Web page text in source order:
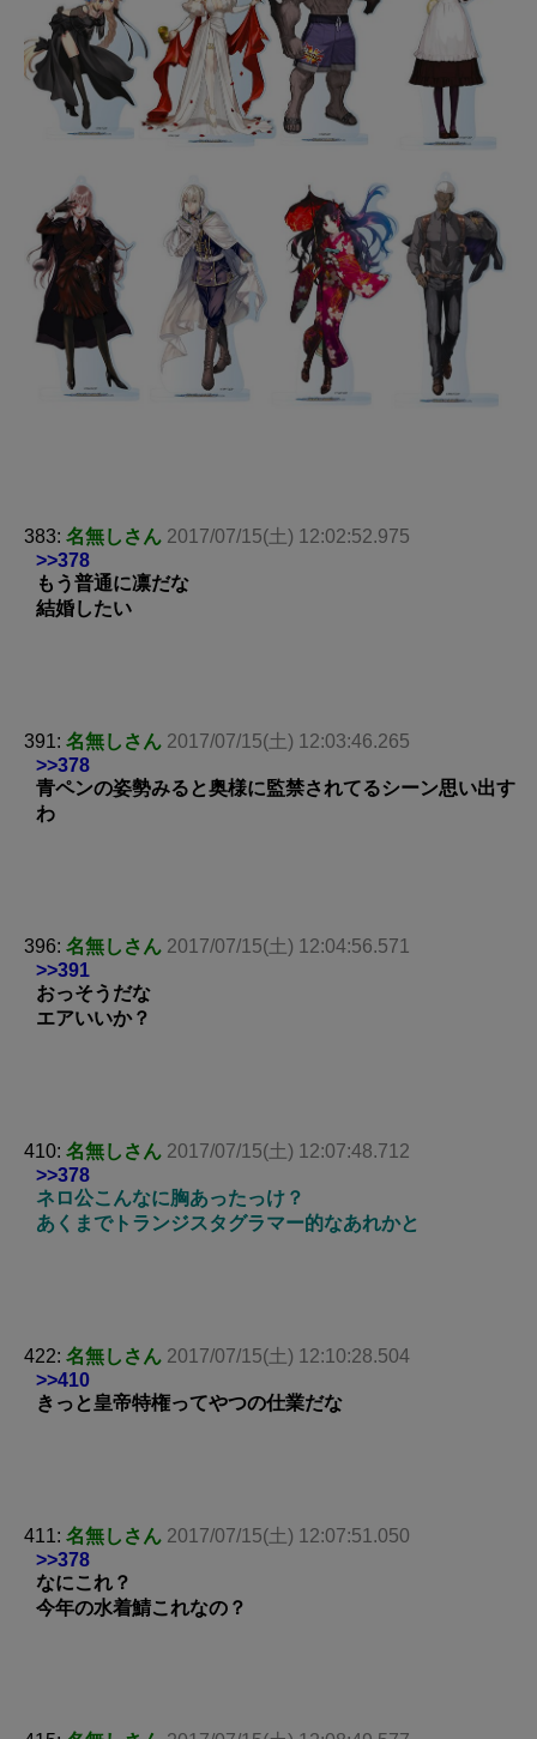
383: 名無しさん 2017/07/15(土) 12:02:52.975
>>378
もう普通に凛だな
結婚したい
391: 名無しさん 2017/07/15(土) 12:03:46.265
>>378
青ペンの姿勢みると奥様に監禁されてるシーン思い出す
わ
396: 名無しさん 2017/07/15(土) 12:04:56.571
>>391
おっそうだな
エアいいか？
410: 名無しさん 2017/07/15(土) 12:07:48.712
>>378
ネロ公こんなに胸あったっけ？
あくまでトランジスタグラマー的なあれかと
422: 名無しさん 2017/07/15(土) 12:10:28.504
>>410
きっと皇帝特権ってやつの仕業だな
411: 名無しさん 2017/07/15(土) 12:07:51.050
>>378
なにこれ？
今年の水着鯖これなの？